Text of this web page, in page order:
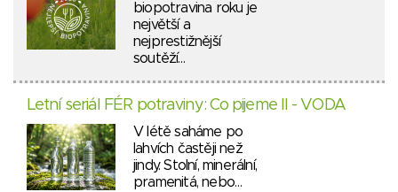
biopotravina roku je
největší a
nejprestižnější
soutěží…
Letní seriál FÉR potraviny: Co pijeme II - VODA
V létě saháme po
lahvích častěji než
jindy. Stolní, minerální,
pramenitá, nebo…